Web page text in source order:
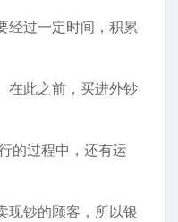
经过一定时间，积累
在此之前，买进外钞
的过程中，还有运
现钞的顾客，所以银